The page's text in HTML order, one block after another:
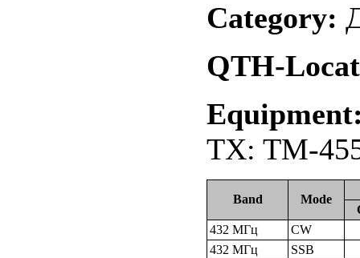
Category:
QTH-
TX: TM-
Band Mode
432 МГц
CW
432 МГц
SSB